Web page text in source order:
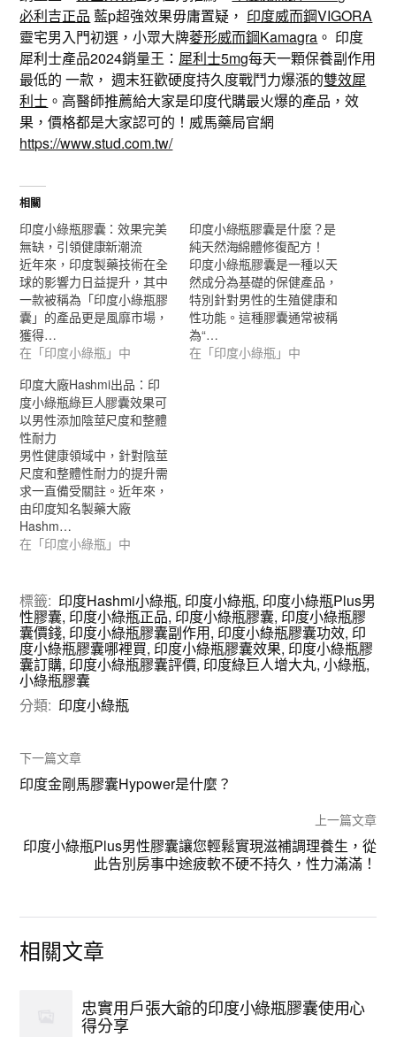
必利吉正品 藍p超強效果毋庸置疑， 印度威而鋼VIGORA
靈宅男入門初選，小眾大牌菱形威而鋼Kamagra 。 印度
犀利士產品2024銷量王： 犀利士5mg每天一顆保養副作用
最低的 一款， 週末狂歡硬度持久度戰鬥力爆漲的雙效犀
利士 。高醫師推薦給大家是印度代購最火爆的產品，效
果，價格都是大家認可的！威馬藥局官網
https://www.stud.com.tw/
相關
印度小綠瓶膠囊：效果完美
無缺，引領健康新潮流
近年來，印度製藥技術在全
球的影響力日益提升，其中
一款被稱為「印度小綠瓶膠
囊」的產品更是風靡市場，
獲得…
在「印度小綠瓶」中
印度小綠瓶膠囊是什麼？是
純天然海綿體修復配方！
印度小綠瓶膠囊是一種以天
然成分為基礎的保健產品，
特別針對男性的生殖健康和
性功能。這種膠囊通常被稱
為“…
在「印度小綠瓶」中
印度大廠Hashmi出品：印
度小綠瓶綠巨人膠囊效果可
以男性添加陰莖尺度和整體
性耐力
男性健康領域中，針對陰莖
尺度和整體性耐力的提升需
求一直備受關註。近年來，
由印度知名製藥大廠
Hashm…
在「印度小綠瓶」中
標籤: 印度Hashmi小綠瓶, 印度小綠瓶, 印度小綠瓶Plus男
性膠囊, 印度小綠瓶正品, 印度小綠瓶膠囊, 印度小綠瓶膠
囊價錢, 印度小綠瓶膠囊副作用, 印度小綠瓶膠囊功效, 印
度小綠瓶膠囊哪裡買, 印度小綠瓶膠囊效果, 印度小綠瓶膠
囊訂購, 印度小綠瓶膠囊評價, 印度綠巨人增大丸,小綠瓶,
小綠瓶膠囊
分類: 印度小綠瓶
下一篇文章
印度金剛馬膠囊Hypower是什麼？
上一篇文章
印度小綠瓶Plus男性膠囊讓您輕鬆實現滋補調理養生，從
此告別房事中途疲軟不硬不持久，性力滿滿！
相關文章
忠實用戶張大爺的印度小綠瓶膠囊使用心
得分享